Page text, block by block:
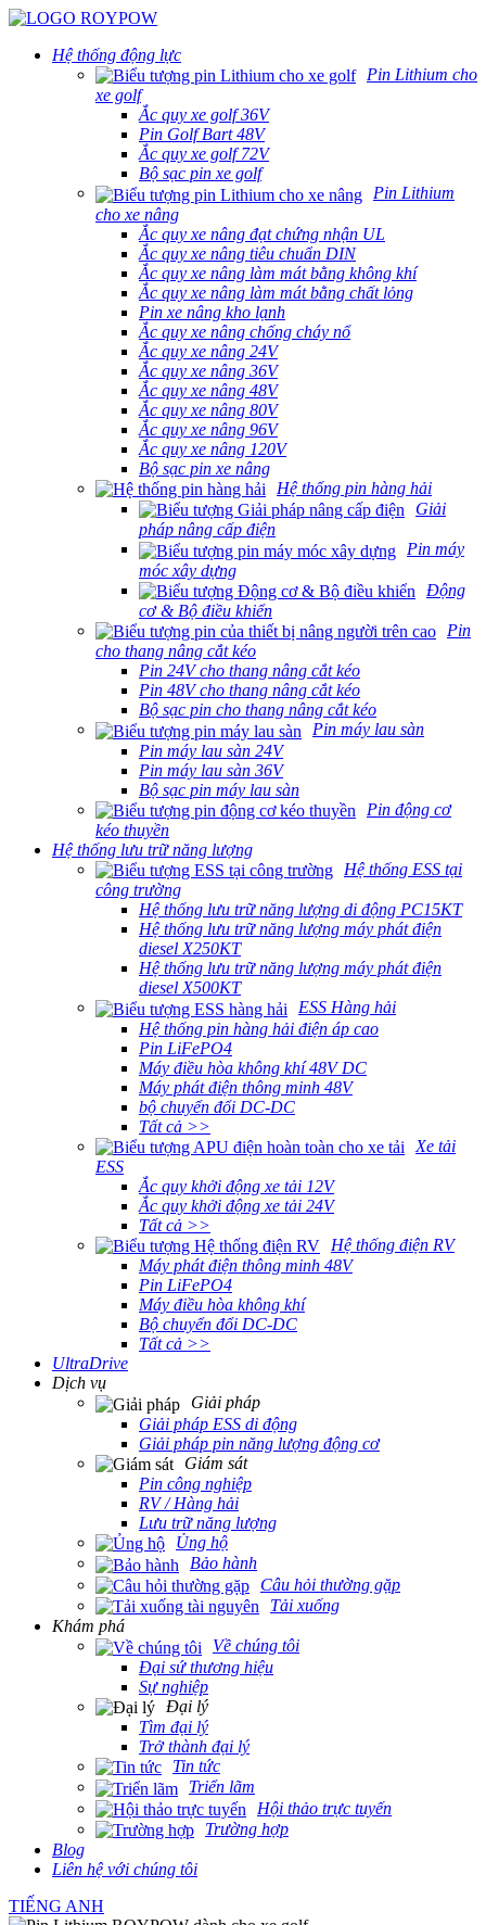
Hệ thống động lực
Pin Lithium cho
xe golf
Ắc quy xe golf 36V
Pin Golf Bart 48V
Ắc quy xe golf 72V
Bộ sạc pin xe golf
Pin Lithium
cho xe nâng
Ắc quy xe nâng đạt chứng nhận UL
Ắc quy xe nâng tiêu chuẩn DIN
Ắc quy xe nâng làm mát bằng không khí
Ắc quy xe nâng làm mát bằng chất lỏng
Pin xe nâng kho lạnh
Ắc quy xe nâng chống cháy nổ
Ắc quy xe nâng 24V
Ắc quy xe nâng 36V
Ắc quy xe nâng 48V
Ắc quy xe nâng 80V
Ắc quy xe nâng 96V
Ắc quy xe nâng 120V
Bộ sạc pin xe nâng
Hệ thống pin hàng hải
Giải
pháp nâng cấp điện
Pin máy
móc xây dựng
Động
cơ & Bộ điều khiển
Pin
cho thang nâng cắt kéo
Pin 24V cho thang nâng cắt kéo
Pin 48V cho thang nâng cắt kéo
Bộ sạc pin cho thang nâng cắt kéo
Pin máy lau sàn
Pin máy lau sàn 24V
Pin máy lau sàn 36V
Bộ sạc pin máy lau sàn
Pin động cơ
kéo thuyền
Hệ thống lưu trữ năng lượng
Hệ thống ESS tại
công trường
Hệ thống lưu trữ năng lượng di động PC15KT
Hệ thống lưu trữ năng lượng máy phát điện
diesel X250KT
Hệ thống lưu trữ năng lượng máy phát điện
diesel X500KT
ESS Hàng hải
Hệ thống pin hàng hải điện áp cao
Pin LiFePO4
Máy điều hòa không khí 48V DC
Máy phát điện thông minh 48V
bộ chuyển đổi DC-DC
Tất cả >>
Xe tải
ESS
Ắc quy khởi động xe tải 12V
Ắc quy khởi động xe tải 24V
Tất cả >>
Hệ thống điện RV
Máy phát điện thông minh 48V
Pin LiFePO4
Máy điều hòa không khí
Bộ chuyển đổi DC-DC
Tất cả >>
UltraDrive
Dịch vụ
Giải pháp
Giải pháp ESS di động
Giải pháp pin năng lượng động cơ
Giám sát
Pin công nghiệp
RV / Hàng hải
Lưu trữ năng lượng
Ủng hộ
Bảo hành
Câu hỏi thường gặp
Tải xuống
Khám phá
Về chúng tôi
Đại sứ thương hiệu
Sự nghiệp
Đại lý
Tìm đại lý
Trở thành đại lý
Tin tức
Triển lãm
Hội thảo trực tuyến
Trường hợp
Blog
Liên hệ với chúng tôi
TIẾNG ANH